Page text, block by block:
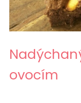
ovocím